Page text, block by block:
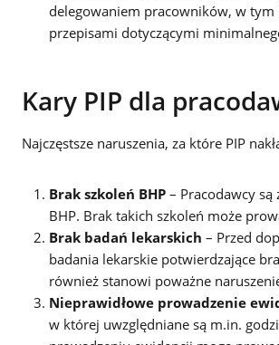
delegowaniem pracowników, w
przepisami dotyczącymi
Kary PIP dla
Najczęstsze naruszenia, za które PIP
Brak szkoleń BHP – Pracodawcy
BHP. Brak takich szkoleń może
Brak badań lekarskich – Przed
badania lekarskie potwierdzające
również stanowi poważne
Nieprawidłowe prowadzenie
w której uwzględniane są m.in.